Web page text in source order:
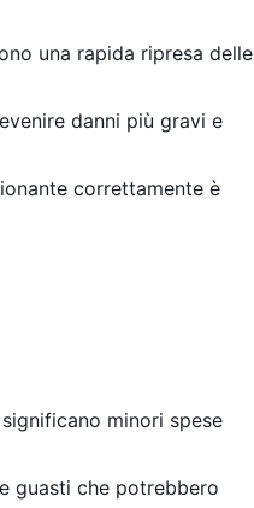
una rapida ripresa delle
danni più gravi e
correttamente è
minori spese
guasti che potrebbero